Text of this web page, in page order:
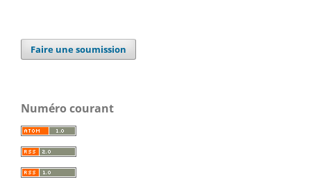
Faire une soumission
Numéro courant